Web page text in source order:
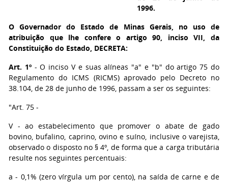
1996.
O Governador do Estado de Minas Gerais, no uso de
atribuição que lhe confere o artigo 90, inciso VII, da
Constituição do Estado, DECRETA:
Art. 1º- O inciso V e suas alíneas "a" e "b" do artigo 75 do
Regulamento do ICMS (RICMS) aprovado pelo Decreto no
38.104, de 28 de junho de 1996, passam a ser os seguintes:
"Art. 75 -
V - ao estabelecimento que promover o abate de gado
bovino, bufalino, caprino, ovino e suíno, inclusive o varejista,
observado o disposto no § 4º, de forma que a carga tributária
resulte nos seguintes percentuais:
a - 0,1% (zero vírgula um por cento), na saída de carne e de